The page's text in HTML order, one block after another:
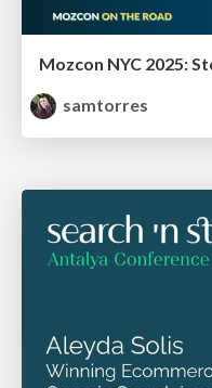
Mozcon NYC 2025:
samtorres